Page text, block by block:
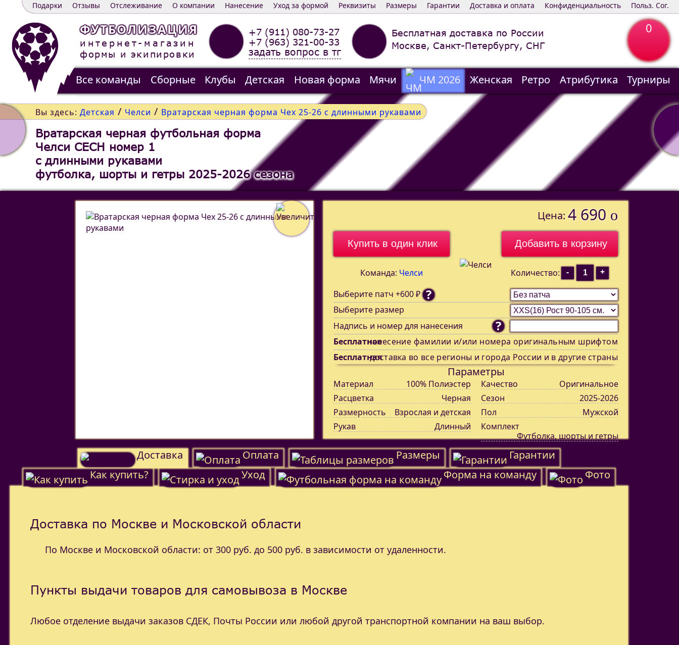
Польз. Сог.
Конфиденциальность
Доставка и оплата
Гарантии
Размеры
Реквизиты
Уход за формой
Нанесение
О компании
Отслеживание
Отзывы
Подарки
ФУТБОЛИЗАЦИЯ
интернет-магазин
формы и экипировки
+7 (911) 080-73-27
+7 (963) 321-00-33
задать вопрос в тг
Бесплатная доставка по России
Москве, Санкт-Петербургу, СНГ
Все команды Сборные Клубы Детская Новая форма Мячи ЧМ 2026 Женская Ретро Атрибутика
Турниры
Распродажа
Контакты
Вы здесь: Детская / Челси / Вратарская черная форма Чех 25-26 c длинными рукавами
Вратарская черная футбольная форма
Челси CECH номер 1
c длинными рукавами
футболка, шорты и гетры 2025-2026 сезона
Цена: 4 690 o
Купить в один клик
Команда: Челси Количество: - +
?
Выберите патч +600 ₽
Выберите размер
Надпись и номер для нанесения
?
Бесплатноенанесение фамилии и/или номера оригинальным шрифтом
Бесплатнаядоставка во все регионы и города России и в другие страны
Параметры
Материал 100% Полиэстер Качество
Оригинальное
Расцветка
Черная Сезон
2025-2026
Размерность
Взрослая и детская Пол
Мужской
Рукав
Длинный
Комплект
Футболка, шорты и гетры
Доставка Оплата Размеры
Гарантии
Как купить?
Уход Форма на команду Фото
Доставка по Москве и Московской области
По Москве и Московской области: от 300 руб. до 500 руб. в зависимости от удаленности.
Пункты выдачи товаров для самовывоза в Москве
Любое отделение выдачи заказов СДЕК, Почты России или любой другой транспортной компании на ваш выбор.
0